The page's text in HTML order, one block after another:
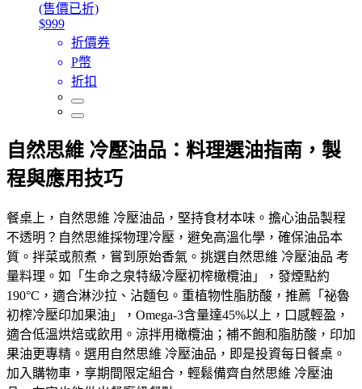
(售價已折)
$999
折價券
P幣
折扣
自然思維 冷壓油品：料理選油指南，製
程與應用技巧
餐桌上，自然思維 冷壓油品，堅持食材本味。擔心油品製程
不透明？自然思維採物理冷壓，避免高溫化學，確保油品本
質。拌菜或煎煮，嘗到原始香氣。挑選自然思維 冷壓油品 考
量料理。如「生命之泉特級冷壓初榨橄欖油」，發煙點約
190°C，適合淋沙拉、沾麵包。重植物性脂肪酸，推薦「祕魯
初榨冷壓印加果油」，Omega-3含量達45%以上，口感輕盈，
適合低溫烘焙或飲用。涼拌用橄欖油；補不飽和脂肪酸，印加
果油更專精。選用自然思維 冷壓油品，即是投資每日餐桌。
加入購物車，享期間限定組合，輕鬆備齊自然思維 冷壓油